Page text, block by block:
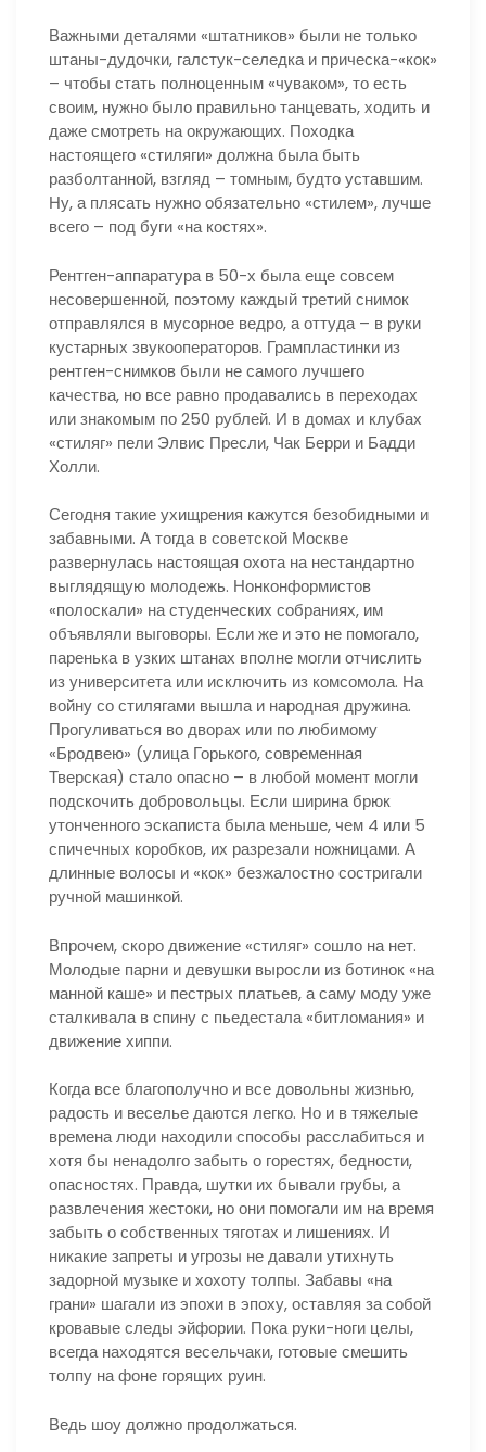
Важными деталями «штатников» были не только
штаны-дудочки, галстук-селедка и прическа-«кок»
– чтобы стать полноценным «чуваком», то есть
своим, нужно было правильно танцевать, ходить и
даже смотреть на окружающих. Походка
настоящего «стиляги» должна была быть
разболтанной, взгляд – томным, будто уставшим.
Ну, а плясать нужно обязательно «стилем», лучше
всего – под буги «на костях».
Рентген-аппаратура в 50-х была еще совсем
несовершенной, поэтому каждый третий снимок
отправлялся в мусорное ведро, а оттуда – в руки
кустарных звукооператоров. Грампластинки из
рентген-снимков были не самого лучшего
качества, но все равно продавались в переходах
или знакомым по 250 рублей. И в домах и клубах
«стиляг» пели Элвис Пресли, Чак Берри и Бадди
Холли.
Сегодня такие ухищрения кажутся безобидными и
забавными. А тогда в советской Москве
развернулась настоящая охота на нестандартно
выглядящую молодежь. Нонконформистов
«полоскали» на студенческих собраниях, им
объявляли выговоры. Если же и это не помогало,
паренька в узких штанах вполне могли отчислить
из университета или исключить из комсомола. На
войну со стилягами вышла и народная дружина.
Прогуливаться во дворах или по любимому
«Бродвею» (улица Горького, современная
Тверская) стало опасно – в любой момент могли
подскочить добровольцы. Если ширина брюк
утонченного эскаписта была меньше, чем 4 или 5
спичечных коробков, их разрезали ножницами. А
длинные волосы и «кок» безжалостно состригали
ручной машинкой.
Впрочем, скоро движение «стиляг» сошло на нет.
Молодые парни и девушки выросли из ботинок «на
манной каше» и пестрых платьев, а саму моду уже
сталкивала в спину с пьедестала «битломания» и
движение хиппи.
Когда все благополучно и все довольны жизнью,
радость и веселье даются легко. Но и в тяжелые
времена люди находили способы расслабиться и
хотя бы ненадолго забыть о горестях, бедности,
опасностях. Правда, шутки их бывали грубы, а
развлечения жестоки, но они помогали им на время
забыть о собственных тяготах и лишениях. И
никакие запреты и угрозы не давали утихнуть
задорной музыке и хохоту толпы. Забавы «на
грани» шагали из эпохи в эпоху, оставляя за собой
кровавые следы эйфории. Пока руки-ноги целы,
всегда находятся весельчаки, готовые смешить
толпу на фоне горящих руин.
Ведь шоу должно продолжаться.